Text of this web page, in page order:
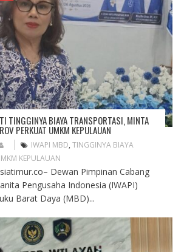
TINGGINYA BIAYA TRANSPORTASI, MINTA
PERKUAT UMKM KEPULAUAN
IWAPI MBD, TINGGINYA BIAYA
KEPULAUAN
Dewan Pimpinan Cabang
Pengusaha Indonesia (IWAPI)
Barat Daya (MBD)...